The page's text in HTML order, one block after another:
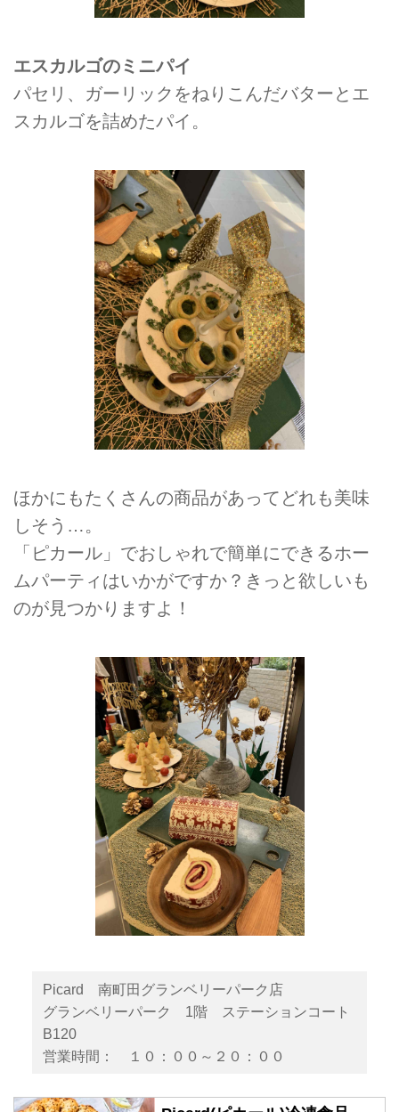
エスカルゴのミニパイ
パセリ、ガーリックをねりこんだバターとエ
スカルゴを詰めたパイ。
ほかにもたくさんの商品があってどれも美味
しそう…。
「ピカール」でおしゃれで簡単にできるホー
ムパーティはいかがですか？きっと欲しいも
のが見つかりますよ！
Picard 南町田グランベリーパーク店
グランベリーパーク 1階 ステーションコート
B120
営業時間： １０：００～２０：００